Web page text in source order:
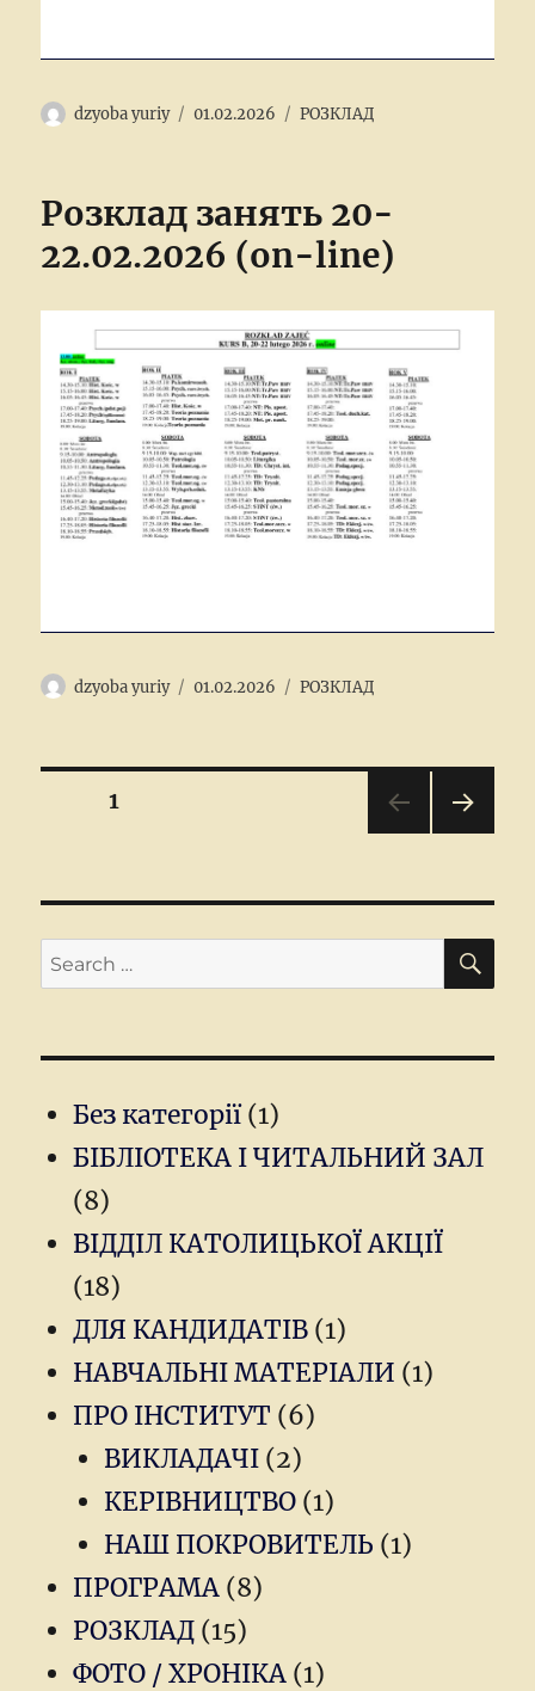
Author
dzyoba yuriy
Posted
01.02.2026 Categories
РОЗКЛАД
Розклад занять 20-
22.02.2026 (on-line)
Author
dzyoba yuriy
Posted
01.02.2026 Categories
РОЗКЛАД
Posts
PAGE1
Search
for:
Без категорії(1)
БІБЛІОТЕКА І ЧИТАЛЬНИЙ ЗАЛ
(8)
ВІДДІЛ КАТОЛИЦЬКОЇ АКЦІЇ
(18)
ДЛЯ КАНДИДАТІВ(1)
НАВЧАЛЬНІ МАТЕРІАЛИ (1)
ПРО ІНСТИТУТ (6)
ВИКЛАДАЧІ(2)
КЕРІВНИЦТВО(1)
НАШ ПОКРОВИТЕЛЬ (1)
ПРОГРАМА(8)
РОЗКЛАД(15)
ФОТО / ХРОНІКА(1)